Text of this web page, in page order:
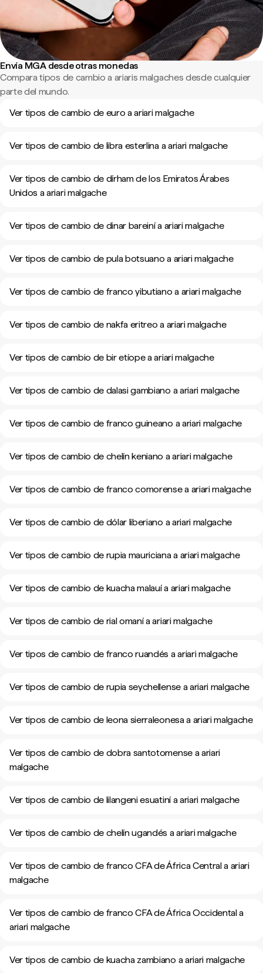
Envía MGA desde otras monedas
Compara tipos de cambio a ariaris malgaches desde cualquier
parte del mundo.
Ver tipos de cambio de euro a ariari malgache
Ver tipos de cambio de libra esterlina a ariari malgache
Ver tipos de cambio de dírham de los Emiratos Árabes
Unidos a ariari malgache
Ver tipos de cambio de dinar bareiní a ariari malgache
Ver tipos de cambio de pula botsuano a ariari malgache
Ver tipos de cambio de franco yibutiano a ariari malgache
Ver tipos de cambio de nakfa eritreo a ariari malgache
Ver tipos de cambio de bir etíope a ariari malgache
Ver tipos de cambio de dalasi gambiano a ariari malgache
Ver tipos de cambio de franco guineano a ariari malgache
Ver tipos de cambio de chelín keniano a ariari malgache
Ver tipos de cambio de franco comorense a ariari malgache
Ver tipos de cambio de dólar liberiano a ariari malgache
Ver tipos de cambio de rupia mauriciana a ariari malgache
Ver tipos de cambio de kuacha malauí a ariari malgache
Ver tipos de cambio de rial omaní a ariari malgache
Ver tipos de cambio de franco ruandés a ariari malgache
Ver tipos de cambio de rupia seychellense a ariari malgache
Ver tipos de cambio de leona sierraleonesa a ariari malgache
Ver tipos de cambio de dobra santotomense a ariari
malgache
Ver tipos de cambio de lilangeni esuatiní a ariari malgache
Ver tipos de cambio de chelín ugandés a ariari malgache
Ver tipos de cambio de franco CFA de África Central a ariari
malgache
Ver tipos de cambio de franco CFA de África Occidental a
ariari malgache
Ver tipos de cambio de kuacha zambiano a ariari malgache